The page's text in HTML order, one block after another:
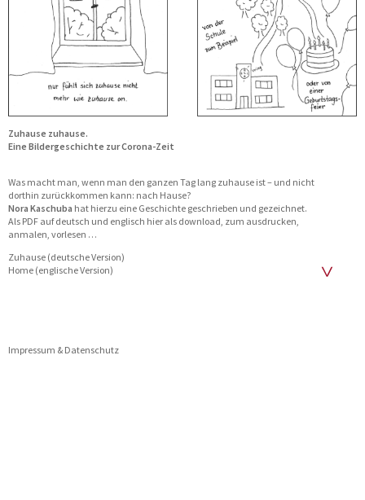
Zuhause zuhause.
Eine Bildergeschichte zur Corona-Zeit
Was macht man, wenn man den ganzen Tag lang zuhause ist – und nicht
dorthin zurückkommen kann: nach Hause?
Nora Kaschuba hat hierzu eine Geschichte geschrieben und gezeichnet.
Als PDF auf deutsch und englisch hier als download, zum ausdrucken,
anmalen, vorlesen …
Zuhause (deutsche Version)
Home (englische Version)
Impressum & Datenschutz